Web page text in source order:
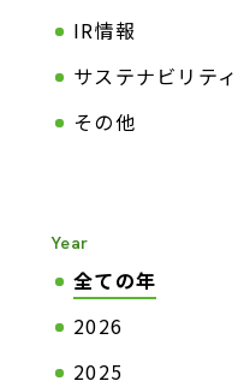
IR情報
サステナビリティ
その他
Year
全ての年
2026
2025